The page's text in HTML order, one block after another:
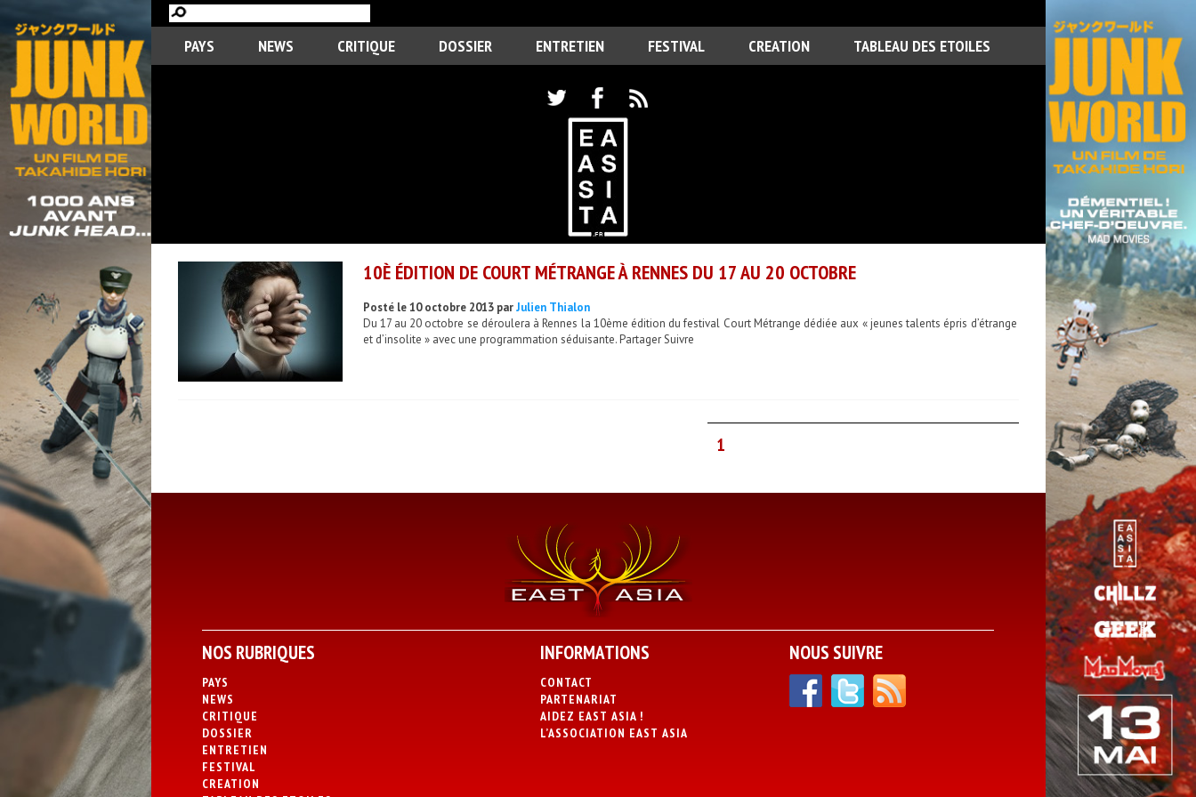
PAYS NEWS CRITIQUE DOSSIER ENTRETIEN FESTIVAL CREATION TABLEAU DES ETOILES
10È ÉDITION DE COURT MÉTRANGE À RENNES DU 17 AU 20 OCTOBRE
Posté le 10 octobre 2013 parJulien Thialon
Du 17 au 20 octobre se déroulera à Rennes la 10ème édition du festival Court Métrange dédiée aux « jeunes talents épris d’étrange
et d’insolite » avec une programmation séduisante. Partager Suivre
1
NOS RUBRIQUES
PAYS
NEWS
CRITIQUE
DOSSIER
ENTRETIEN
FESTIVAL
CREATION
INFORMATIONS
CONTACT
PARTENARIAT
AIDEZ EAST ASIA !
L’ASSOCIATION EAST ASIA
NOUS SUIVRE